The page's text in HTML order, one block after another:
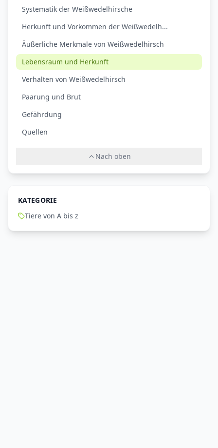
Systematik der Weißwedelhirsche
Herkunft und Vorkommen der Weißwedelh...
Äußerliche Merkmale von Weißwedelhirsch
Lebensraum und Herkunft
Verhalten von Weißwedelhirsch
Paarung und Brut
Gefährdung
Quellen
Nach oben
KATEGORIE
Tiere von A bis z